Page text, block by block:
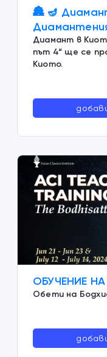
🏯 🪔
Диамант в
път 4“ ще се
Киото.
ОБУЧЕНИЕ
Обети на